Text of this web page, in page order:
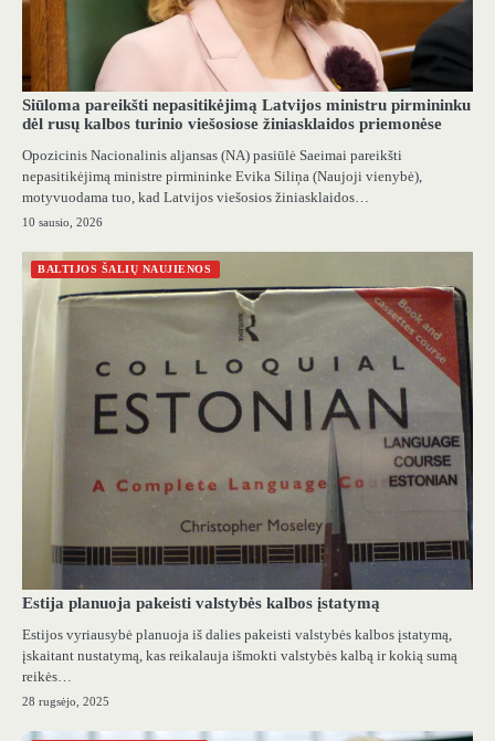
Siūloma pareikšti nepasitikėjimą Latvijos ministru pirmininku
dėl rusų kalbos turinio viešosiose žiniasklaidos priemonėse
Opozicinis Nacionalinis aljansas (NA) pasiūlė Saeimai pareikšti
nepasitikėjimą ministre pirmininke Evika Siliņa (Naujoji vienybė),
motyvuodama tuo, kad Latvijos viešosios žiniasklaidos…
10 sausio, 2026
BALTIJOS ŠALIŲ NAUJIENOS
Estija planuoja pakeisti valstybės kalbos įstatymą
Estijos vyriausybė planuoja iš dalies pakeisti valstybės kalbos įstatymą,
įskaitant nustatymą, kas reikalauja išmokti valstybės kalbą ir kokią sumą
reikės…
28 rugsėjo, 2025